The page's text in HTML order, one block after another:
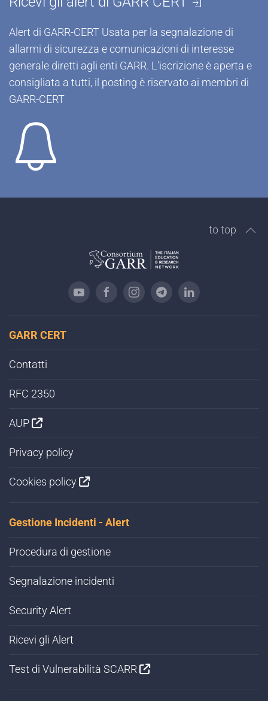
Alert di GARR-CERT Usata per la segnalazione di
allarmi di sicurezza e comunicazioni di interesse
generale diretti agli enti GARR. L'iscrizione è aperta e
consigliata a tutti, il posting è riservato ai membri di
GARR-CERT
to top
GARR CERT
Contatti
RFC 2350
AUP
Privacy policy
Cookies policy
Gestione Incidenti - Alert
Procedura di gestione
Segnalazione incidenti
Security Alert
Ricevi gli Alert
Test di Vulnerabilità SCARR